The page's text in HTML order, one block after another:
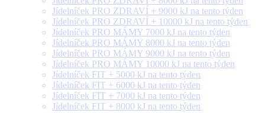
Jídelníček PRO ZDRAVÍ + 9000 kJ na tento týden
Jídelníček PRO ZDRAVÍ + 10000 kJ na tento týden
Jídelníček PRO MÁMY 7000 kJ na tento týden
Jídelníček PRO MÁMY 8000 kJ na tento týden
Jídelníček PRO MÁMY 9000 kJ na tento týden
Jídelníček PRO MÁMY 10000 kJ na tento týden
Jídelníček FIT + 5000 kJ na tento týden
Jídelníček FIT + 6000 kJ na tento týden
Jídelníček FIT + 7000 kJ na tento týden
Jídelníček FIT + 8000 kJ na tento týden